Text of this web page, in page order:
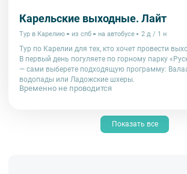
Карельские выходные. Лайт
Тур в Карелию из спб на автобусе 2 д / 1 н
Тур по Карелии для тех, кто хочет провести
В первый день погуляете по горному парку
— сами выберете подходящую программу:
водопады или Ладожские шхеры.
Временно не проводится
Показать все